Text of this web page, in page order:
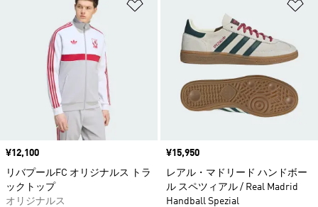
価格
¥12,100
リバプールFC オリジナルス トラ
ックトップ
オリジナルス
価格
¥15,950
レアル・マドリード ハンドボー
ル スペツィアル / Real Madrid
Handball Spezial